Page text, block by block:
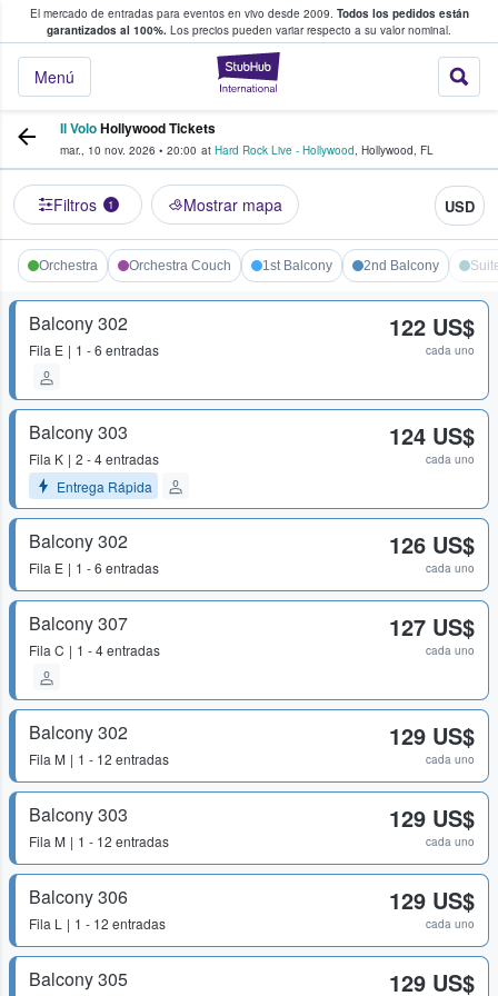
El mercado de entradas para eventos en vivo desde 2009. Todos los pedidos están
garantizados al 100%. Los precios pueden variar respecto a su valor nominal.
StubHub:
Menú
y venta de entradas entre fans
Il VoloHollywood Tickets
mar., 10 nov. 2026 • 20:00 at Hard Rock Live - Hollywood, Hollywood, FL
Filtros 1 Mostrar mapa USD
Orchestra Orchestra Couch 1st Balcony 2nd Balcony
Balcony 302
Fila E 1 - 6 entradas
122 US$
cada uno
Balcony 303
Fila K
2 - 4 entradas
Entrega Rápida
124 US$
cada uno
Balcony 302
Fila E 1 - 6 entradas
126 US$
cada uno
Balcony 307
Fila C 1 - 4 entradas
127 US$
cada uno
Balcony 302
Fila M 1 - 12 entradas
129 US$
cada uno
Balcony 303
Fila M 1 - 12 entradas
129 US$
cada uno
Balcony 306
Fila L 1 - 12 entradas
129 US$
cada uno
Balcony 305 129 US$